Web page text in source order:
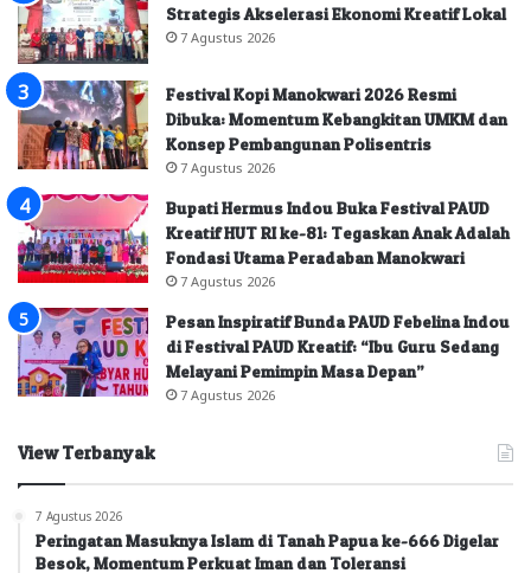
Strategis Akselerasi Ekonomi Kreatif Lokal
7 Agustus 2026
Festival Kopi Manokwari 2026 Resmi
Dibuka: Momentum Kebangkitan UMKM dan
Konsep Pembangunan Polisentris
7 Agustus 2026
Bupati Hermus Indou Buka Festival PAUD
Kreatif HUT RI ke-81: Tegaskan Anak Adalah
Fondasi Utama Peradaban Manokwari
7 Agustus 2026
Pesan Inspiratif Bunda PAUD Febelina Indou
di Festival PAUD Kreatif: “Ibu Guru Sedang
Melayani Pemimpin Masa Depan”
7 Agustus 2026
View Terbanyak
7 Agustus 2026
Peringatan Masuknya Islam di Tanah Papua ke-666 Digelar
Besok, Momentum Perkuat Iman dan Toleransi